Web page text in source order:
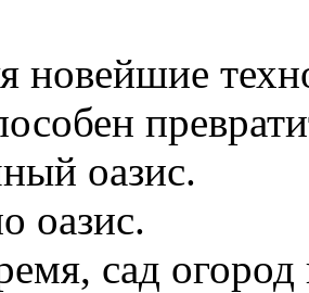
новейшие
оазис.
оазис.
сад огород